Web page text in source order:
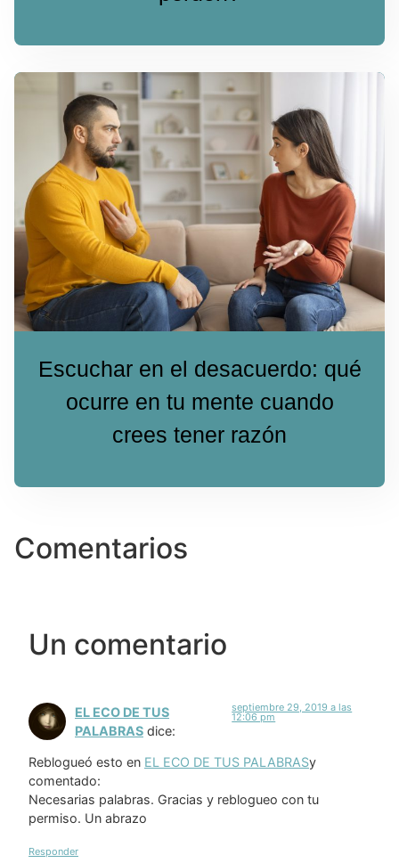
Escuchar en el desacuerdo: qué
ocurre en tu mente cuando
crees tener razón
Comentarios
Un comentario
EL ECO DE TUS
PALABRAS dice:
septiembre 29, 2019 a las
12:06 pm
Reblogueó esto en EL ECO DE TUS PALABRASy
comentado:
Necesarias palabras. Gracias y reblogueo con tu
permiso. Un abrazo
Responder